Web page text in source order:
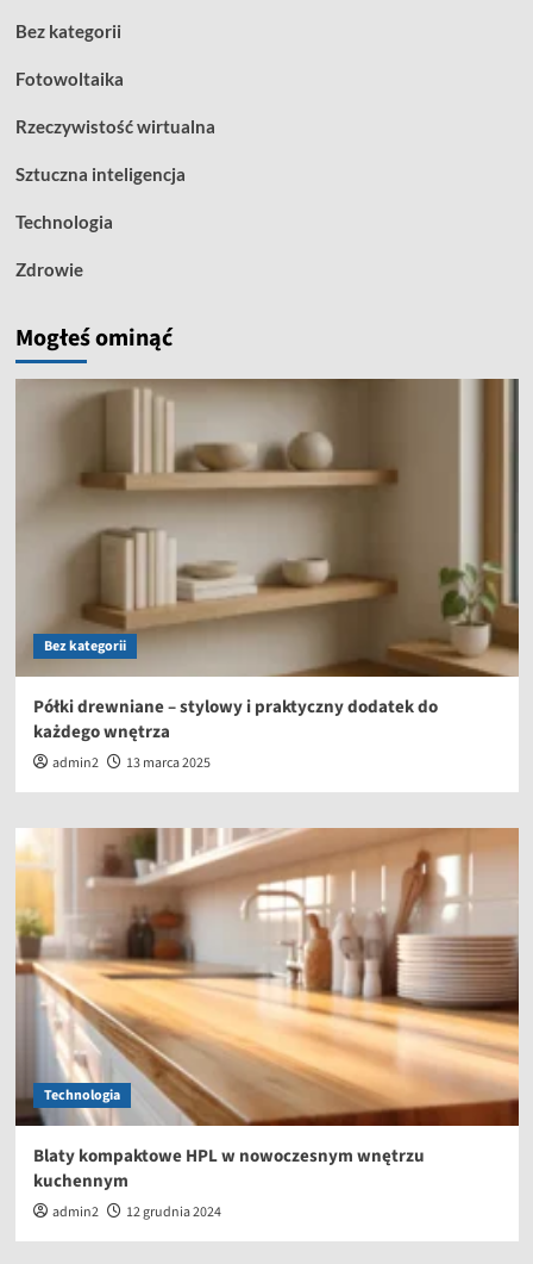
Bez kategorii
Fotowoltaika
Rzeczywistość wirtualna
Sztuczna inteligencja
Technologia
Zdrowie
Mogłeś ominąć
Bez kategorii
Półki drewniane – stylowy i praktyczny dodatek do
każdego wnętrza
admin2 13 marca 2025
Technologia
Blaty kompaktowe HPL w nowoczesnym wnętrzu
kuchennym
admin2 12 grudnia 2024